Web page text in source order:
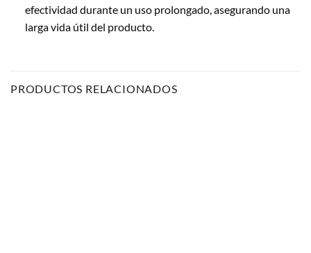
efectividad durante un uso prolongado, asegurando una
larga vida útil del producto.
PRODUCTOS RELACIONADOS